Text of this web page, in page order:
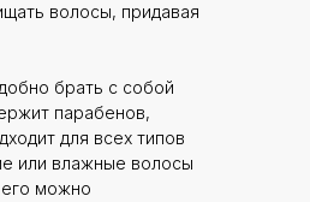
волосы, придавая
брать с собой
парабенов,
для всех типов
или влажные волосы
можно